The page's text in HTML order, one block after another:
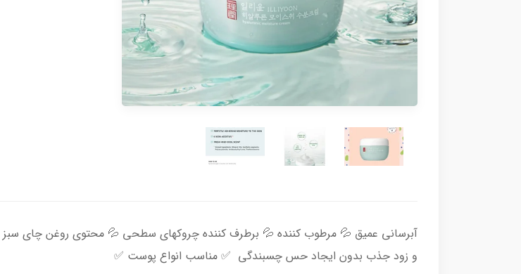
آبرسانی عمیق 💦 مرطوب کننده 💦 برطرف کننده چروکهای سطحی 💦 محتوی روغن چای
و زود جذب بدون ایجاد حس چسبندگی ✅ مناسب انواع پوست ✅